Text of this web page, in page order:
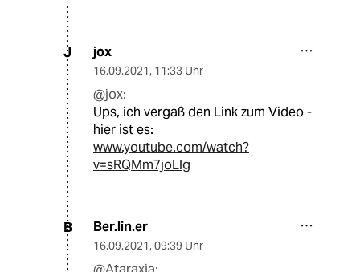
J jox
16.09.2021, 11:33 Uhr
@jox:
Ups, ich vergaß den Link zum Video -
hier ist es:
www.youtube.com/watch?
v=sRQMm7joLlg
B Ber.lin.er
16.09.2021, 09:39 Uhr